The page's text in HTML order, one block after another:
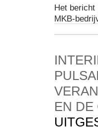
Het bericht
MKB-
EN